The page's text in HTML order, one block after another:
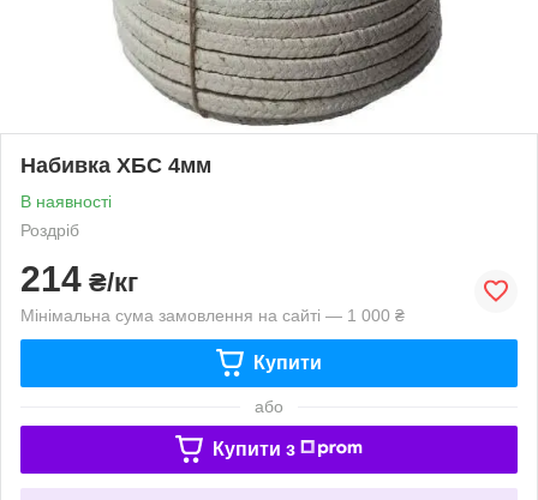
Набивка ХБС 4мм
В наявності
Роздріб
214 ₴/кг
Мінімальна сума замовлення на сайті — 1 000 ₴
Купити
або
Купити з